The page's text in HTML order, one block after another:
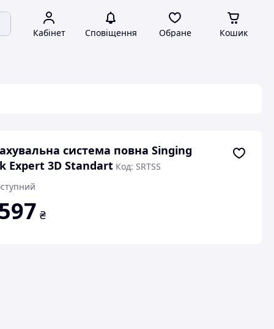
Кабінет Сповіщення Обране Кошик
система повна Singing
Expert 3D Standart Код: SRTSS
₴